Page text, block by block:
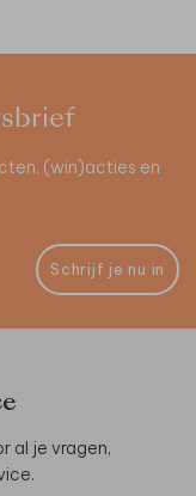
(win)acties en
Schrijf je nu in
al je vragen,
.